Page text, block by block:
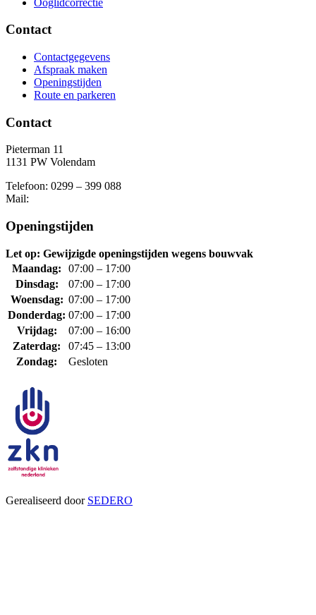
Contact
Contactgegevens
Afspraak maken
Openingstijden
Route en parkeren
Contact
Pieterman 11
1131 PW Volendam
Telefoon: 0299 – 399 088
Mail:
Openingstijden
Let op: Gewijzigde openingstijden wegens bouwvak
Maandag:
07:00 – 17:00
Dinsdag:
07:00 – 17:00
Woensdag: 07:00 – 17:00
Donderdag: 07:00 – 17:00
Vrijdag:
07:00 – 16:00
Zaterdag:
07:45 – 13:00
Zondag:
Gesloten
Gerealiseerd door SEDERO